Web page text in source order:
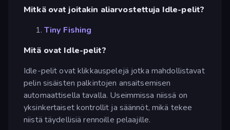
Mitkä ovat joitakin aliarvostettuja Idle-pelit?
Tiny Fishing
Mitä ovat Idle-pelit?
Idle-pelit ovat klikkauspelejä jotka mahdollistavat
pelin sisäisten palkintojen ansaitsemisen
automaattisella tavalla. Useimmissa niissä on
yksinkertaiset kontrollit ja säännöt, mikä tekee
niistä täydellisiä rennoille pelaajille.